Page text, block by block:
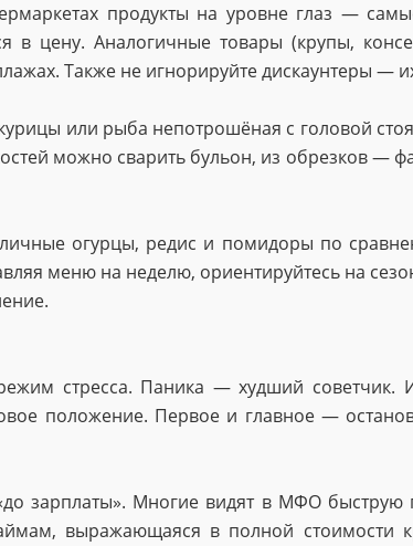
продукты на уровне глаз —
в цену. Аналогичные товары (крупы,
Также не игнорируйте дискаунтеры —
или рыба непотрошёная с головой
можно сварить бульон, из обрезков —
огурцы, редис и помидоры по
меню на неделю, ориентируйтесь на
стресса. Паника — худший
положение. Первое и главное —
зарплаты». Многие видят в МФО быструю
выражающаяся в полной стоимости